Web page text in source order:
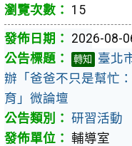
15
2026-08-
轉知
臺北
辦「爸爸不只是幫忙
育」微論壇
研習活動
輔導室